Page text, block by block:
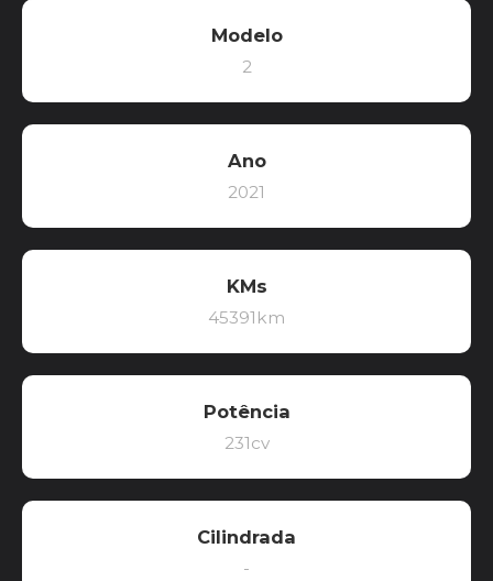
Modelo
2
Ano
2021
KMs
45391km
Potência
231cv
Cilindrada
-